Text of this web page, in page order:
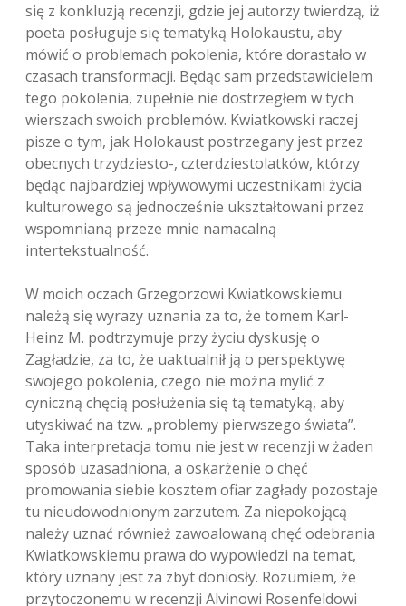
się z konkluzją recenzji, gdzie jej autorzy twierdzą, iż
poeta posługuje się tematyką Holokaustu, aby
mówić o problemach pokolenia, które dorastało w
czasach transformacji. Będąc sam przedstawicielem
tego pokolenia, zupełnie nie dostrzegłem w tych
wierszach swoich problemów. Kwiatkowski raczej
pisze o tym, jak Holokaust postrzegany jest przez
obecnych trzydziesto-, czterdziestolatków, którzy
będąc najbardziej wpływowymi uczestnikami życia
kulturowego są jednocześnie ukształtowani przez
wspomnianą przeze mnie namacalną
intertekstualność.
W moich oczach Grzegorzowi Kwiatkowskiemu
należą się wyrazy uznania za to, że tomem Karl-
Heinz M. podtrzymuje przy życiu dyskusję o
Zagładzie, za to, że uaktualnił ją o perspektywę
swojego pokolenia, czego nie można mylić z
cyniczną chęcią posłużenia się tą tematyką, aby
utyskiwać na tzw. „problemy pierwszego świata”.
Taka interpretacja tomu nie jest w recenzji w żaden
sposób uzasadniona, a oskarżenie o chęć
promowania siebie kosztem ofiar zagłady pozostaje
tu nieudowodnionym zarzutem. Za niepokojącą
należy uznać również zawoalowaną chęć odebrania
Kwiatkowskiemu prawa do wypowiedzi na temat,
który uznany jest za zbyt doniosły. Rozumiem, że
przytoczonemu w recenzji Alvinowi Rosenfeldowi